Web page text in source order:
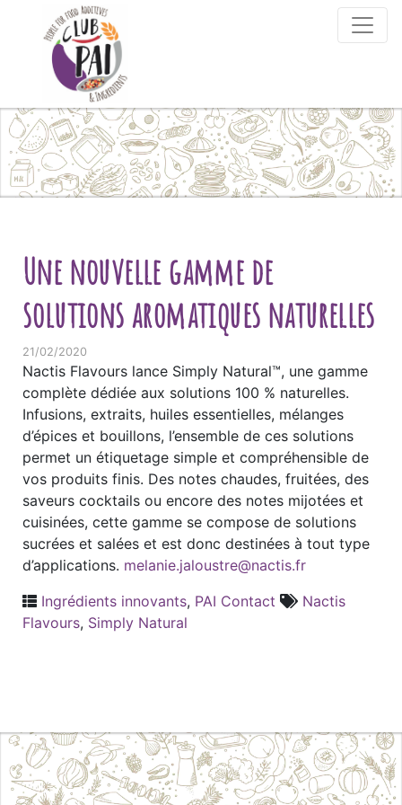
Skip to content
Une nouvelle gamme de
solutions aromatiques naturelles
21/02/2020
Nactis Flavours lance Simply Natural™, une gamme
complète dédiée aux solutions 100 % naturelles.
Infusions, extraits, huiles essentielles, mélanges
d’épices et bouillons, l’ensemble de ces solutions
permet un étiquetage simple et compréhensible de
vos produits finis. Des notes chaudes, fruitées, des
saveurs cocktails ou encore des notes mijotées et
cuisinées, cette gamme se compose de solutions
sucrées et salées et est donc destinées à tout type
d’applications. melanie.jaloustre@nactis.fr
Ingrédients innovants, PAI Contact
Nactis
Flavours, Simply Natural